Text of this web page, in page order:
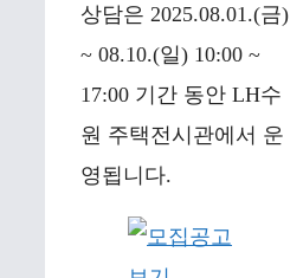
상담은 2025.08.01.(금)
~ 08.10.(일) 10:00 ~
17:00 기간 동안 LH수
원 주택전시관에서 운
영됩니다.